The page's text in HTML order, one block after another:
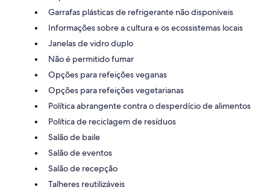
Garrafas plásticas de refrigerante não disponíveis
Informações sobre a cultura e os ecossistemas locais
Janelas de vidro duplo
Não é permitido fumar
Opções para refeições veganas
Opções para refeições vegetarianas
Política abrangente contra o desperdício de alimentos
Política de reciclagem de resíduos
Salão de baile
Salão de eventos
Salão de recepção
Talheres reutilizáveis